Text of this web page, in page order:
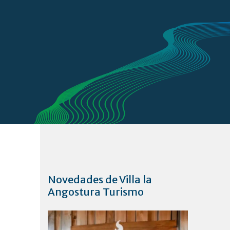
Novedades de Villa la
Angostura Turismo